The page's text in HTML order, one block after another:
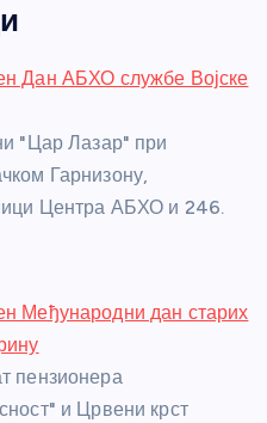
a
e
e
e
Дан АБХО службе Војске
"Цар Лазар" при
Гарнизону,
Центра АБХО и 246.
Међународни дан старих
пензионера
и Црвени крст